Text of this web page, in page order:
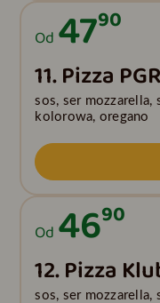
Od 4790
11. Pizza PGR
sos, ser mozzarella,
kolorowa, oregano
Od 4690
12. Pizza
sos, ser mozzarella,